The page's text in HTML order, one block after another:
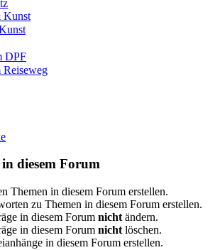
Kunst
DPF
diesem Forum
Themen in diesem Forum erstellen.
zu Themen in diesem Forum erstellen.
in diesem Forum nicht ändern.
in diesem Forum nicht löschen.
in diesem Forum erstellen.